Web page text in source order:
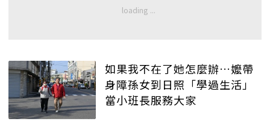
如果我不在了她怎麼辦…嬤帶
身障孫女到日照「學過生活」
當小班長服務大家